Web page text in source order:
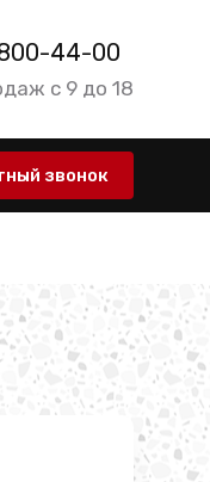
44-00
с 9 до 18
звонок